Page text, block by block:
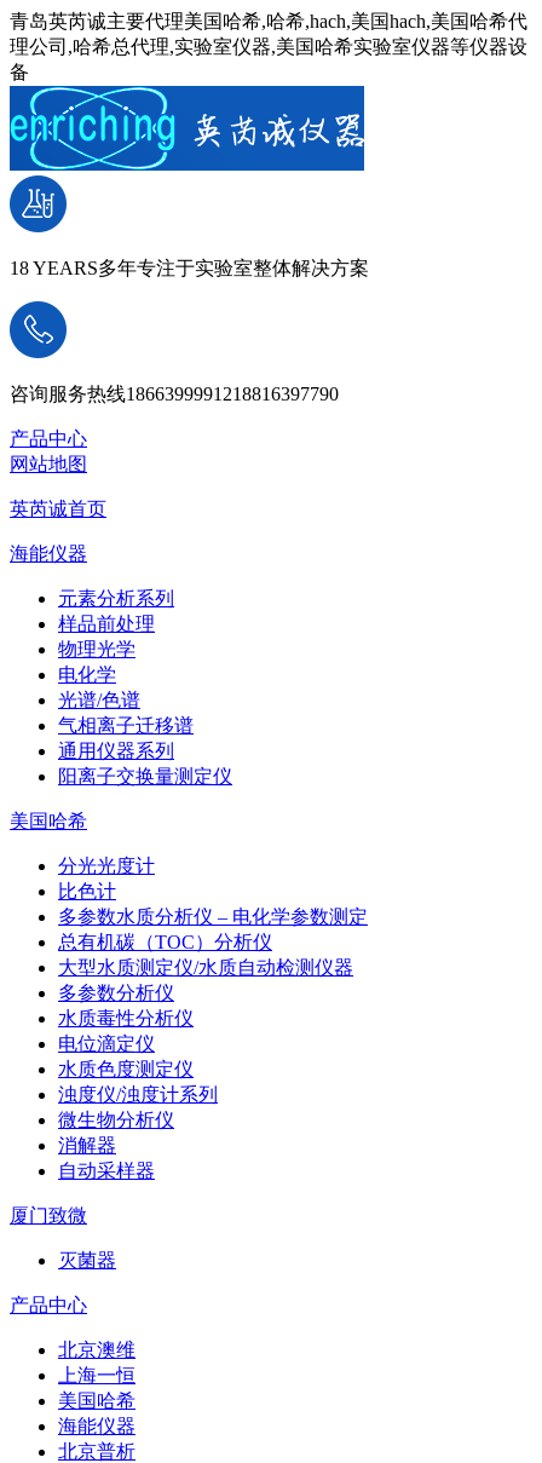
青岛英芮诚主要代理美国哈希,哈希,hach,美国hach,美国哈希代
理公司,哈希总代理,实验室仪器,美国哈希实验室仪器等仪器设
备
18 YEARS多年专注于实验室整体解决方案
咨询服务热线1866399991218816397790
产品中心
网站地图
英芮诚首页
海能仪器
元素分析系列
样品前处理
物理光学
电化学
光谱/色谱
气相离子迁移谱
通用仪器系列
阳离子交换量测定仪
美国哈希
分光光度计
比色计
多参数水质分析仪 – 电化学参数测定
总有机碳（TOC）分析仪
大型水质测定仪/水质自动检测仪器
多参数分析仪
水质毒性分析仪
电位滴定仪
水质色度测定仪
浊度仪/浊度计系列
微生物分析仪
消解器
自动采样器
厦门致微
灭菌器
产品中心
北京澳维
上海一恒
美国哈希
海能仪器
北京普析